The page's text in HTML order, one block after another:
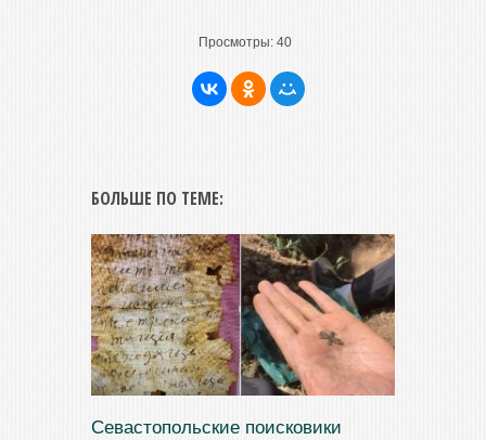
Просмотры: 40
БОЛЬШЕ ПО ТЕМЕ:
Севастопольские поисковики